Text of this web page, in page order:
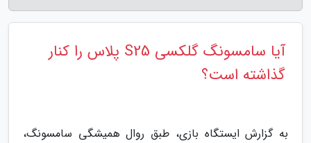
آیا سامسونگ گلکسی S25 پلاس را کنار
گذاشته است؟
به گزارش ایستگاه بازی، طبق روال همیشگی سامسونگ،